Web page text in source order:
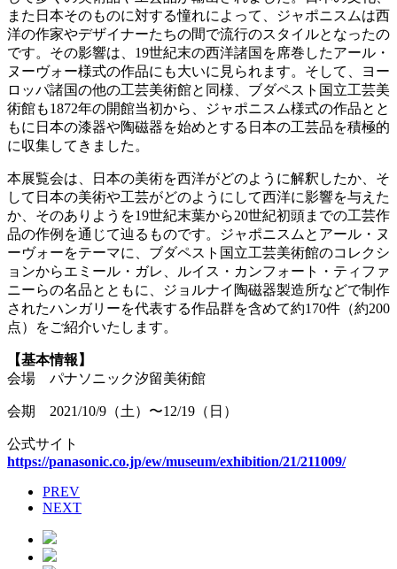
また日本そのものに対する憧れによって、ジャポニスムは西
洋の作家やデザイナーたちの間で流行のスタイルとなったの
です。その影響は、19世紀末の西洋諸国を席巻したアール・
ヌーヴォー様式の作品にも大いに見られます。そして、ヨー
ロッパ諸国の他の工芸美術館と同様、ブダペスト国立工芸美
術館も1872年の開館当初から、ジャポニスム様式の作品とと
もに日本の漆器や陶磁器を始めとする日本の工芸品を積極的
に収集してきました。
本展覧会は、日本の美術を西洋がどのように解釈したか、そ
して日本の美術や工芸がどのようにして西洋に影響を与えた
か、そのありようを19世紀末葉から20世紀初頭までの工芸作
品の作例を通じて辿るものです。ジャポニスムとアール・ヌ
ーヴォーをテーマに、ブダペスト国立工芸美術館のコレクシ
ョンからエミール・ガレ、ルイス・カンフォート・ティファ
ニーらの名品とともに、ジョルナイ陶磁器製造所などで制作
されたハンガリーを代表する作品群を含めて約170件（約200
点）をご紹介いたします。
【基本情報】
会場 パナソニック汐留美術館
会期 2021/10/9（土）〜12/19（日）
公式サイト
https://panasonic.co.jp/ew/museum/exhibition/21/211009/
PREV
NEXT